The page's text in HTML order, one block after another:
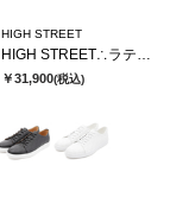
HIGH STREET
￥31,900(税込)